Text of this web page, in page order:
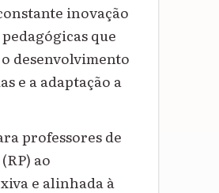
inovação
que
desenvolvimento
e a adaptação a
professores de
ao
e alinhada à